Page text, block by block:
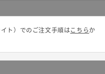
ト）でのご注文手順はこちらか